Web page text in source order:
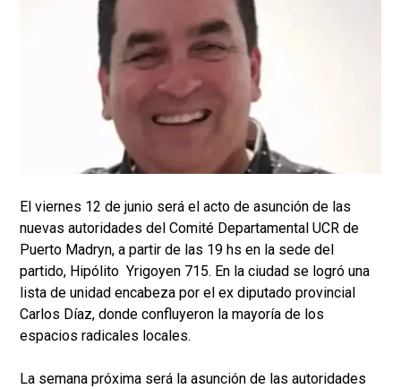
El viernes 12 de junio será el acto de asunción de las
nuevas autoridades del Comité Departamental UCR de
Puerto Madryn, a partir de las 19 hs en la sede del
partido, Hipólito Yrigoyen 715. En la ciudad se logró una
lista de unidad encabeza por el ex diputado provincial
Carlos Díaz, donde confluyeron la mayoría de los
espacios radicales locales.
La semana próxima será la asunción de las autoridades